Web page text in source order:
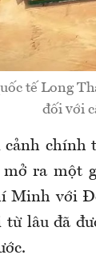
tế Long
đối với
cảnh chính
mở ra một
Minh với
lâu đã